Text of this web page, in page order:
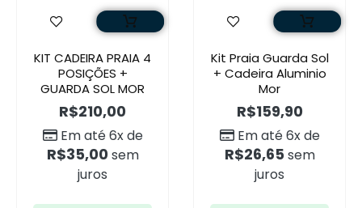
KIT CADEIRA PRAIA 4
POSIÇÕES +
GUARDA SOL MOR
R$210,00
Em até 6x de
R$35,00 sem
juros
Kit Praia Guarda Sol
+ Cadeira Aluminio
Mor
R$159,90
Em até 6x de
R$26,65 sem
juros